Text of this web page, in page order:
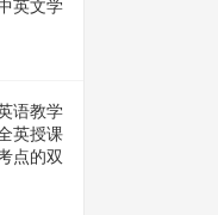
英文学
语教学
英授课
点的双